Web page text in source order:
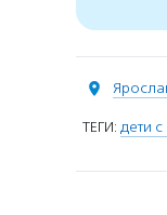
ТЕГИ: дети